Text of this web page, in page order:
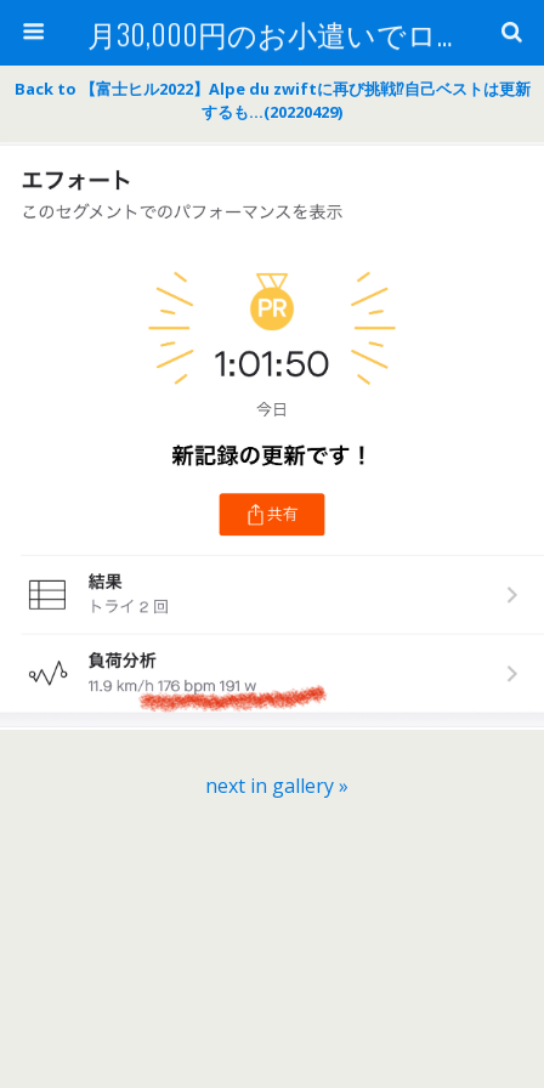
月30,000円のお小遣いでロードバイク
Back to 【富士ヒル2022】Alpe du zwiftに再び挑戦⁉自己ベストは更新
するも…(20220429)
next in gallery »